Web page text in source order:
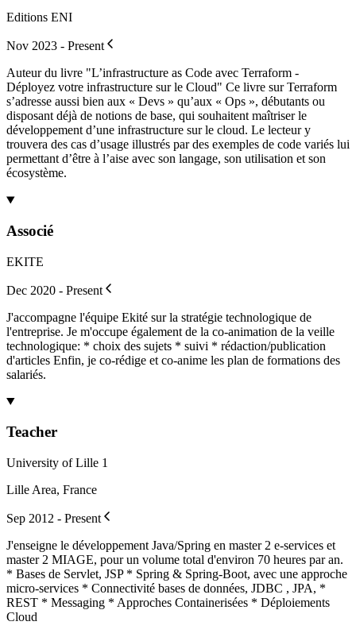
Editions ENI
Nov 2023 - Present
Auteur du livre "L’infrastructure as Code avec Terraform -
Déployez votre infrastructure sur le Cloud" Ce livre sur Terraform
s’adresse aussi bien aux « Devs » qu’aux « Ops », débutants ou
disposant déjà de notions de base, qui souhaitent maîtriser le
développement d’une infrastructure sur le cloud. Le lecteur y
trouvera des cas d’usage illustrés par des exemples de code variés lui
permettant d’être à l’aise avec son langage, son utilisation et son
écosystème.
Associé
EKITE
Dec 2020 - Present
J'accompagne l'équipe Ekité sur la stratégie technologique de
l'entreprise. Je m'occupe également de la co-animation de la veille
technologique: * choix des sujets * suivi * rédaction/publication
d'articles Enfin, je co-rédige et co-anime les plan de formations des
salariés.
Teacher
University of Lille 1
Lille Area, France
Sep 2012 - Present
J'enseigne le développement Java/Spring en master 2 e-services et
master 2 MIAGE, pour un volume total d'environ 70 heures par an.
* Bases de Servlet, JSP * Spring & Spring-Boot, avec une approche
micro-services * Connectivité bases de données, JDBC , JPA, *
REST * Messaging * Approches Containerisées * Déploiements
Cloud